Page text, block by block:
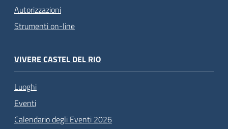
Autorizzazioni
Strumenti on-line
VIVERE CASTEL DEL RIO
Luoghi
Eventi
Calendario degli Eventi 2026